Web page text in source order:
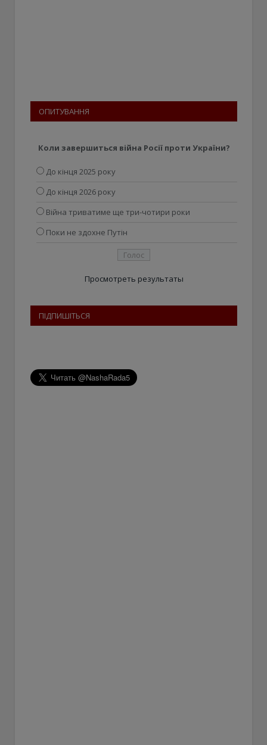
ОПИТУВАННЯ
Коли завершиться війна Росії проти України?
До кінця 2025 року
До кінця 2026 року
Війна триватиме ще три-чотири роки
Поки не здохне Путін
Просмотреть результаты
ПІДПИШІТЬСЯ